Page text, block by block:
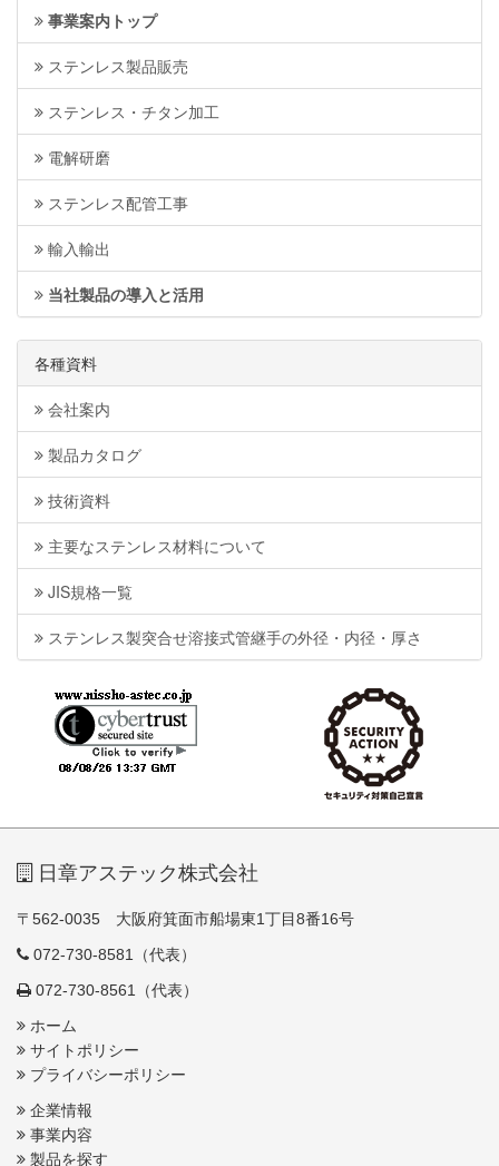
事業案内トップ
ステンレス製品販売
ステンレス・チタン加工
電解研磨
ステンレス配管工事
輸入輸出
当社製品の導入と活用
各種資料
会社案内
製品カタログ
技術資料
主要なステンレス材料について
JIS規格一覧
ステンレス製突合せ溶接式管継手の外径・内径・厚さ
日章アステック株式会社
〒562-0035 大阪府箕面市船場東1丁目8番16号
072-730-8581（代表）
072-730-8561（代表）
ホーム
サイトポリシー
プライバシーポリシー
企業情報
事業内容
製品を探す